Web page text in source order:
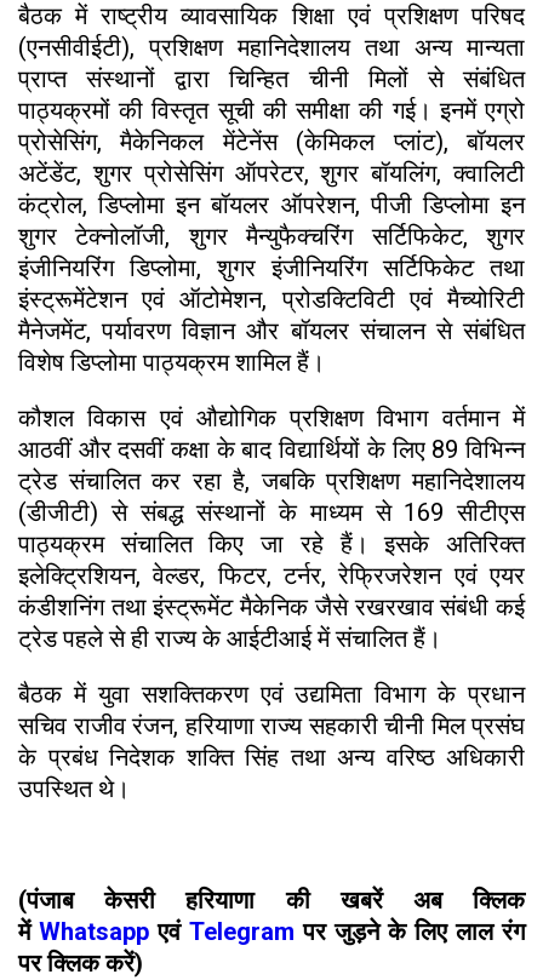
बैठक में राष्ट्रीय व्यावसायिक शिक्षा एवं प्रशिक्षण परिषद
(एनसीवीईटी), प्रशिक्षण महानिदेशालय तथा अन्य मान्यता
प्राप्त संस्थानों द्वारा चिन्हित चीनी मिलों से संबंधित
पाठ्यक्रमों की विस्तृत सूची की समीक्षा की गई। इनमें एग्रो
प्रोसेसिंग, मैकेनिकल मेंटेनेंस (केमिकल प्लांट), बॉयलर
अटेंडेंट, शुगर प्रोसेसिंग ऑपरेटर, शुगर बॉयलिंग, क्वालिटी
कंट्रोल, डिप्लोमा इन बॉयलर ऑपरेशन, पीजी डिप्लोमा इन
शुगर टेक्नोलॉजी, शुगर मैन्युफैक्चरिंग सर्टिफिकेट, शुगर
इंजीनियरिंग डिप्लोमा, शुगर इंजीनियरिंग सर्टिफिकेट तथा
इंस्ट्रूमेंटेशन एवं ऑटोमेशन, प्रोडक्टिविटी एवं मैच्योरिटी
मैनेजमेंट, पर्यावरण विज्ञान और बॉयलर संचालन से संबंधित
विशेष डिप्लोमा पाठ्यक्रम शामिल हैं।
कौशल विकास एवं औद्योगिक प्रशिक्षण विभाग वर्तमान में
आठवीं और दसवीं कक्षा के बाद विद्यार्थियों के लिए 89 विभिन्न
ट्रेड संचालित कर रहा है, जबकि प्रशिक्षण महानिदेशालय
(डीजीटी) से संबद्ध संस्थानों के माध्यम से 169 सीटीएस
पाठ्यक्रम संचालित किए जा रहे हैं। इसके अतिरिक्त
इलेक्ट्रिशियन, वेल्डर, फिटर, टर्नर, रेफ्रिजरेशन एवं एयर
कंडीशनिंग तथा इंस्ट्रूमेंट मैकेनिक जैसे रखरखाव संबंधी कई
ट्रेड पहले से ही राज्य के आईटीआई में संचालित हैं।
बैठक में युवा सशक्तिकरण एवं उद्यमिता विभाग के प्रधान
सचिव राजीव रंजन, हरियाणा राज्य सहकारी चीनी मिल प्रसंघ
के प्रबंध निदेशक शक्ति सिंह तथा अन्य वरिष्ठ अधिकारी
उपस्थित थे।
(पंजाब केसरी हरियाणा की खबरें अब क्लिक
में Whatsappएवं Telegram पर जुड़ने के लिए लाल रंग
पर क्लिक करें)